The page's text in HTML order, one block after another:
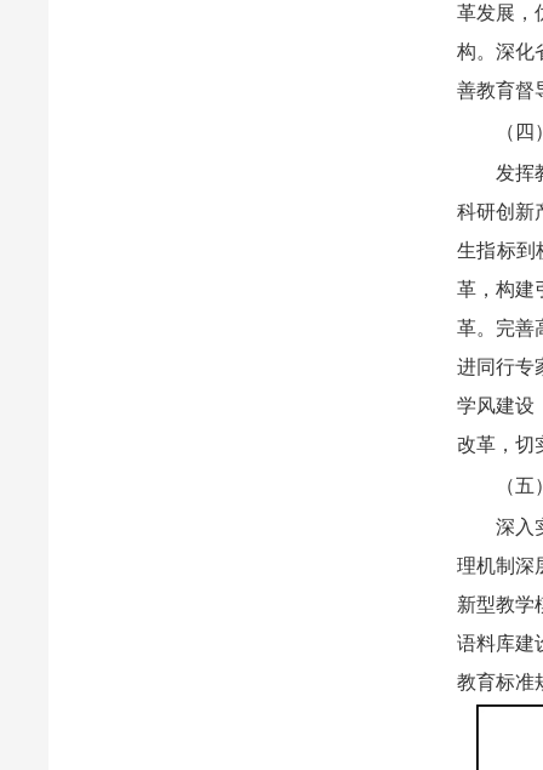
革发展，
构。深化
善教育督
（
发挥
科研创新
生指标到
革，构建
革。完善
进同行专
学风建设
改革，切
（
深入
理机制深
新型教学
语料库建
教育标准